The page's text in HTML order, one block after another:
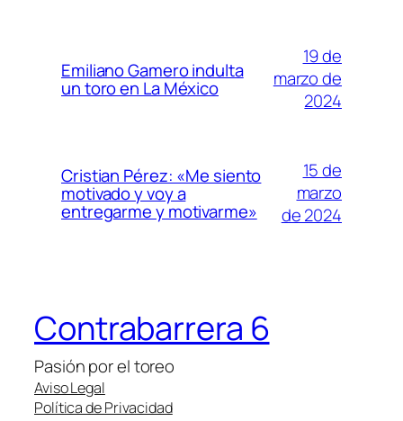
Emiliano Gamero indulta
un toro en La México
19 de
marzo de
2024
Cristian Pérez: «Me siento
motivado y voy a
entregarme y motivarme»
15 de
marzo
de 2024
Contrabarrera 6
Pasión por el toreo
Aviso Legal
Política de Privacidad